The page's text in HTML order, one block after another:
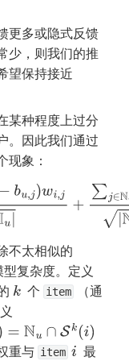
更多或隐式反馈
少，则我们的推
某种程度上过分
。因此我们通过
现象：
)w ,j|Iu|+∑j uci
复杂度。定义
k
  个
item （通
Sk( )
重与 item i
  最